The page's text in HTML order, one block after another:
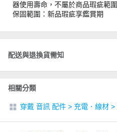
器使用壽命，不屬於商品瑕疵範圍
保固範圍：新品瑕疵享鑑賞期
配送與退換貨需知
相關分類
穿戴 音訊 配件 > 充電．線材 >